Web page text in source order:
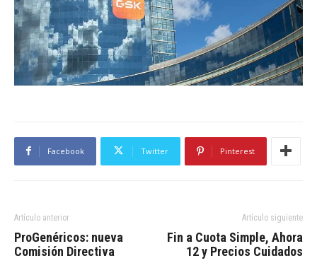
Facebook Twitter Pinterest
Artículo anterior
ProGenéricos: nueva
Comisión Directiva
Artículo siguiente
Fin a Cuota Simple, Ahora
12 y Precios Cuidados